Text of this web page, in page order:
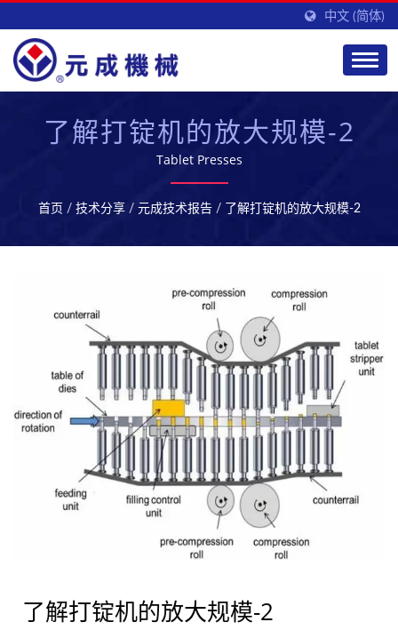
中文 (简体)
了解打锭机的放大规模-2
Tablet Presses
首页 / 技术分享 / 元成技术报告 / 了解打锭机的放大规模-2
了解打锭机的放大规模-2